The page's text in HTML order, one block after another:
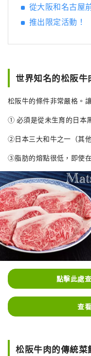
從大阪和名古屋
推出限定活動！
世界知名的松阪牛
松阪牛的條件非常嚴格。
① 必須是從未生育的日本
②日本三大和牛之一（其他
③脂肪的熔點很低，即使
點擊此處
查
松阪牛肉的傳統